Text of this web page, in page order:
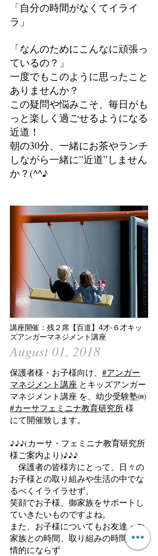
「自分の時間がなくてイライ
ラ」
「なんのためにこんなに頑張っ
ているの？」
一度でもこのように思ったこと
ありませんか？
この疑問や悩みこそ、毎日がも
っと楽しく過ごせるようになる
近道！
朝の30分、一緒にお茶やランチ
しながら一緒に”近道”しません
か？(^^♪​
講座開催：残２席【百道】4才-６才キッ
ズアンガーマネジメント講座
August 01, 2018
保護者様・お子様向け、 #アンガー
マネジメント講座 とキッズアンガー
マネジメント講座 を、幼少受験塾㈱
#カーサフェミニナ教育研究所様
にて開催致します。
♪♪♪(カーサ・フェミニナ教育研究所
様ご案内より)♪♪♪
保護者の皆様方にとって、日々の
お子様との取り組みや生活の中でな
るべくイライラせず、
笑顔でお子様、御家族をサポートし
ていきたいものですよね。
また、お子様についてもお友達・ご
家族との時間、取り組みの時間を感
情的にならず